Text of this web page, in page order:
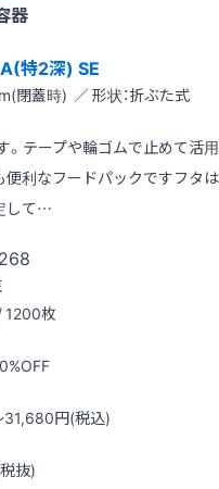
器
特2深) SE
閉蓋時) ／ 形状：折ぶた式
テープや輪ゴムで止めて活
利なフードパックですフタ
して…
1200枚
0%OFF
31,680円(税込)
抜)